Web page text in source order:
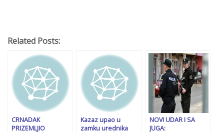
Related Posts:
CRNADAK
PRIZEMLJIO
Kazaz upao u
zamku urednika
NOVI UDAR I SA
JUGA: